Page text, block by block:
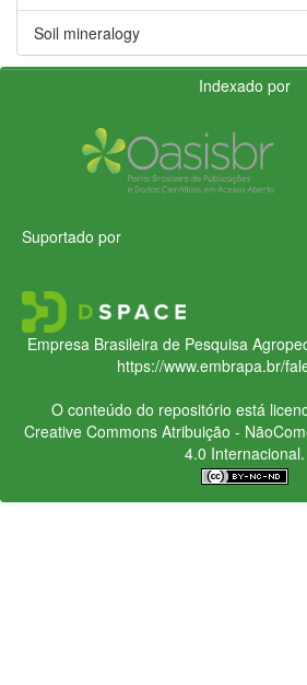
Soil mineralogy
Indexado por
Suportado por
Empresa Brasileira de Pesquisa
https://www.embrapa.br/
O conteúdo do repositório está
Creative CommonsAtribuição -
4.0 Internacional.